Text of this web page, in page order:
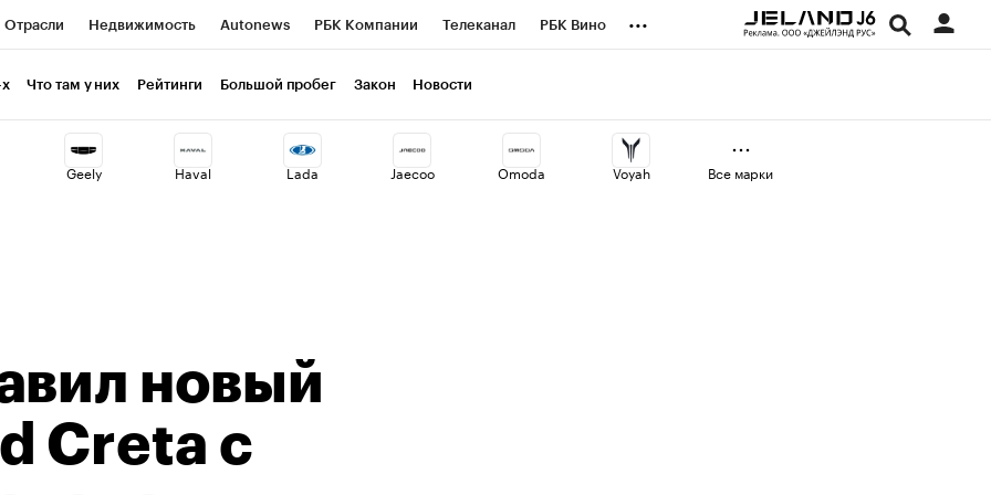
Отрасли Недвижимость Autonews РБК Компании Телеканал РБК Вино
Визионеры
Исследования Кредитные рейтинги Франшизы Газета
Проверка контрагентов Экономика Бизнес
...
Что там у них Рейтинги Большой пробег Закон Новости
Geely Haval Lada Jaecoo Omoda Voyah Все марки
новый
Creta с